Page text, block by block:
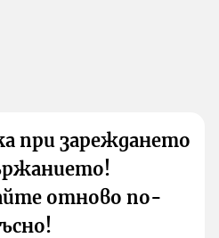
при зареждането
отново по-